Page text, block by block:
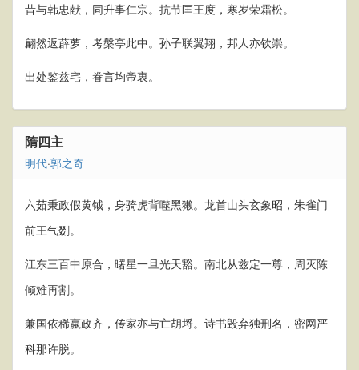
昔与韩忠献，同升事仁宗。抗节匡王度，寒岁荣霜松。
翩然返薜萝，考槃亭此中。孙子联翼翔，邦人亦钦崇。
出处鉴兹宅，眷言均帝衷。
隋四主
明代·郭之奇
六茹秉政假黄钺，身骑虎背噬黑獭。龙首山头玄象昭，朱雀门
前王气剟。
江东三百中原合，曙星一旦光天豁。南北从兹定一尊，周灭陈
倾难再割。
兼国依稀嬴政齐，传家亦与亡胡埒。诗书毁弃独刑名，密网严
科那许脱。